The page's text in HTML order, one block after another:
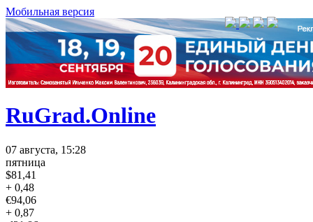
Мобильная версия
RuGrad.Online
07 августа, 15:28
пятница
$81,41
+ 0,48
€94,06
+ 0,87